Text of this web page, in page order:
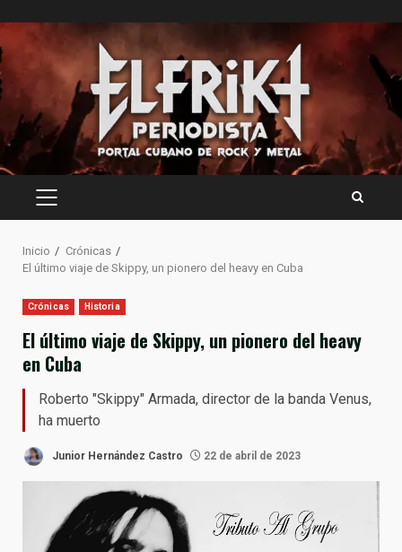
al
contenido
MENÚ
Inicio
Crónicas
El último viaje de Skippy, un pionero del heavy en Cuba
Crónicas Historia
El último viaje de Skippy, un pionero del heavy
en Cuba
Roberto "Skippy" Armada, director de la banda Venus,
ha muerto
Junior Hernández Castro 22 de abril de 2023